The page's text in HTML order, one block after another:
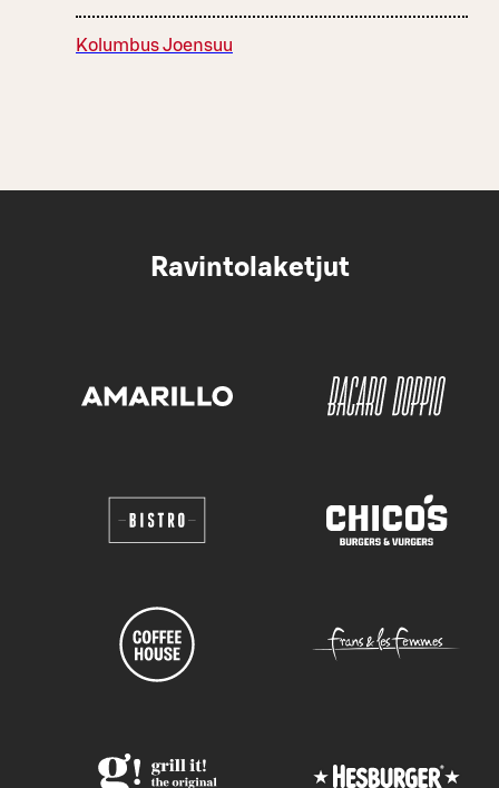
Kolumbus Joensuu
Ravintolaketjut